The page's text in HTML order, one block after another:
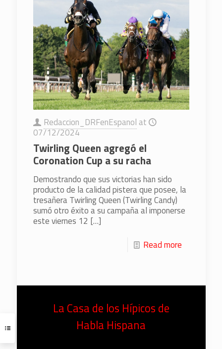
Redaccion_DRFenEspanol at
07/12/2024
Twirling Queen agregó el
Coronation Cup a su racha
Demostrando que sus victorias han sido
producto de la calidad pistera que posee, la
tresañera Twirling Queen (Twirling Candy)
sumó otro éxito a su campaña al imponerse
este viernes 12 […]
Read more
La Casa de los Hípicos de
Habla Hispana